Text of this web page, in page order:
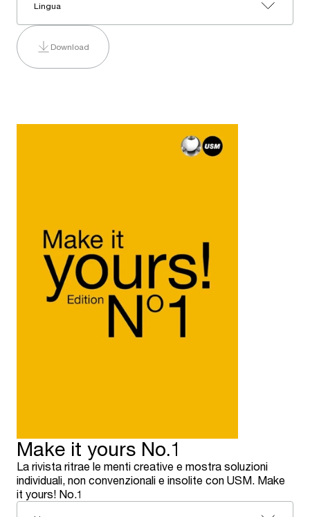
Lingua
Download
Make it yours No.1
La rivista ritrae le menti creative e mostra soluzioni
individuali, non convenzionali e insolite con USM. Make
it yours! No.1